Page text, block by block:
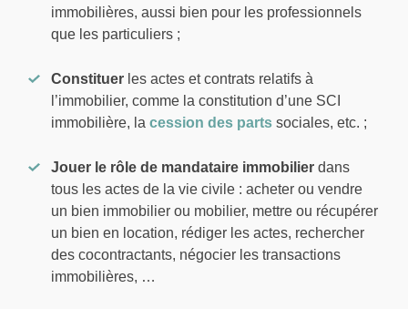
immobilières, aussi bien pour les professionnels
que les particuliers ;
Constituer les actes et contrats relatifs à
l’immobilier, comme la constitution d’une SCI
immobilière, la cession des parts sociales, etc. ;
Jouer le rôle de mandataire immobilier dans
tous les actes de la vie civile : acheter ou vendre
un bien immobilier ou mobilier, mettre ou récupérer
un bien en location, rédiger les actes, rechercher
des cocontractants, négocier les transactions
immobilières, …